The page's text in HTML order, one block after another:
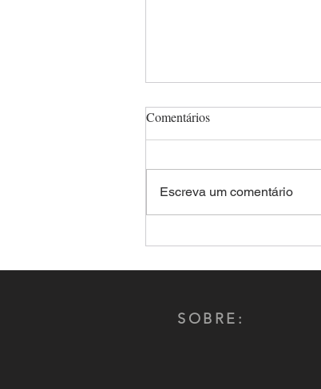
Comentários
Escreva um comentário
SOBRE: